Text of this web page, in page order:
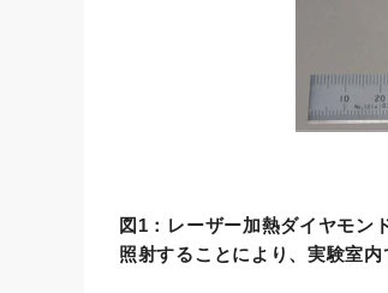
図1：レーザー加熱ダイヤモン
照射することにより、実験室